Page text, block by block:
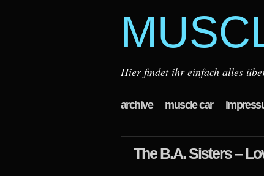
Hier findet ihr einfach alles
archive muscle car
The B.A. Sisters –